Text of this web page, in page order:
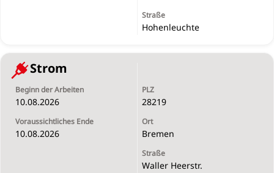
Hohenleuchte
Strom
10.08.2026
10.08.2026
28219
Bremen
Waller Heerstr.